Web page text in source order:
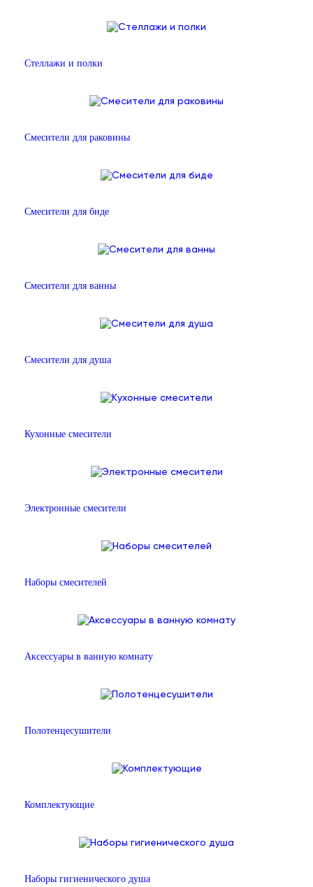
Стеллажи и полки
Смесители для раковины
Смесители для биде
Смесители для ванны
Смесители для душа
Кухонные смесители
Электронные смесители
Наборы смесителей
Аксессуары в ванную комнату
Полотенцесушители
Комплектующие
Наборы гигиенического душа